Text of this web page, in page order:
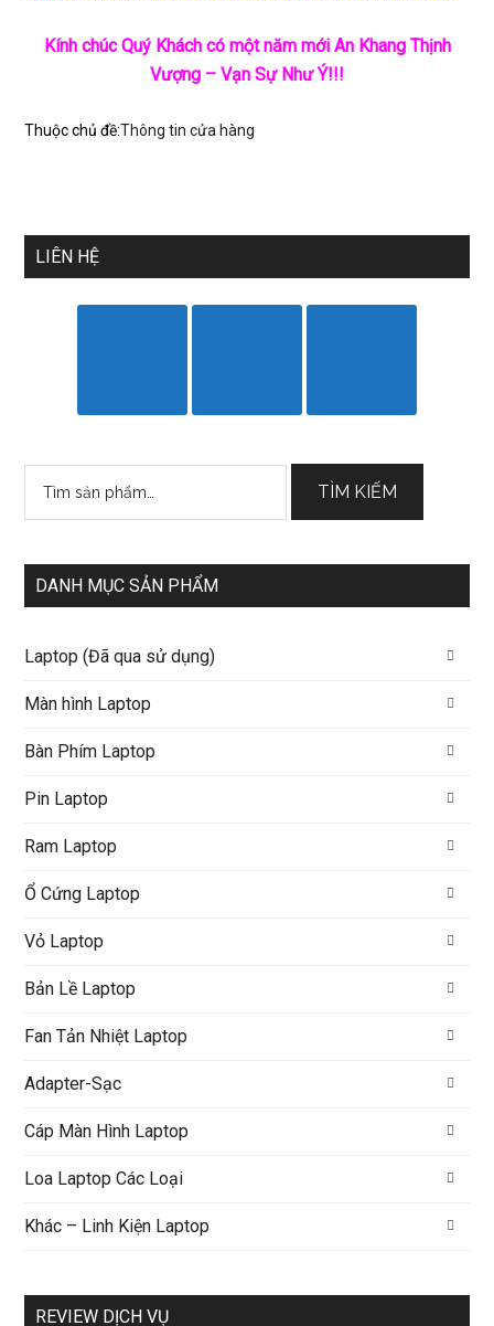
Kính chúc Quý Khách có một năm mới An Khang Thịnh
Vượng – Vạn Sự Như Ý!!!
Thuộc chủ đề:Thông tin cửa hàng
LIÊN HỆ
kiếm:
TÌM KIẾM
DANH MỤC SẢN PHẨM
Laptop (Đã qua sử dụng)
Màn hình Laptop
Bàn Phím Laptop
Pin Laptop
Ram Laptop
Ổ Cứng Laptop
Vỏ Laptop
Bản Lề Laptop
Fan Tản Nhiệt Laptop
Adapter-Sạc
Cáp Màn Hình Laptop
Loa Laptop Các Loại
Khác – Linh Kiện Laptop
REVIEW DỊCH VỤ